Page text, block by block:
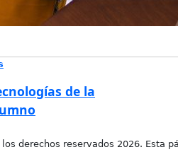
de la
derechos reservados 2026. Esta